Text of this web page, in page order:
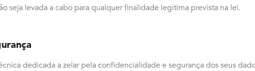
seja levada a cabo para qualquer finalidade legítima prevista na lei.
dedicada a zelar pela confidencialidade e segurança dos seus